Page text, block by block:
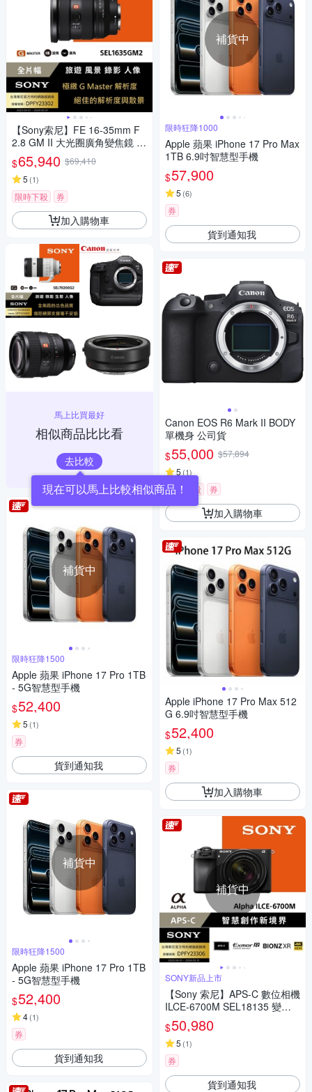
【Sony索尼】FE 16-35mm F
2.8 GM II 大光圈廣角變焦鏡 S
EL1635GM2 (公司貨 保固 24
個月)
$65,940 $69,410
5 (1)
限時下殺 券
加入購物車
馬上比買最好
相似商品比比看
去比較
補貨中
限時狂降1500
Apple 蘋果 iPhone 17 Pro 1TB
- 5G智慧型手機
$52,400
5 (1)
券
貨到通知我
補貨中
限時狂降1500
Apple 蘋果 iPhone 17 Pro 1TB
- 5G智慧型手機
$52,400
4(1)
券
貨到通知我
補貨中
限時狂降1000
Apple 蘋果 iPhone 17 Pro Max
1TB 6.9吋智慧型手機
$57,900
5 (6)
券
貨到通知我
Canon EOS R6 Mark II BODY
單機身 公司貨
$55,000 $57,894
5(1)
限時下殺 券
加入購物車
Apple iPhone 17 Pro Max 512
G 6.9吋智慧型手機
$52,400
5 (1)
券
加入購物車
補貨中
SONY新品上市
【Sony 索尼】APS-C 數位相機
ILCE-6700M SEL18135 變焦
鏡組 (公司貨 保固18+6個月)
$50,980
5 (1)
券
貨到通知我